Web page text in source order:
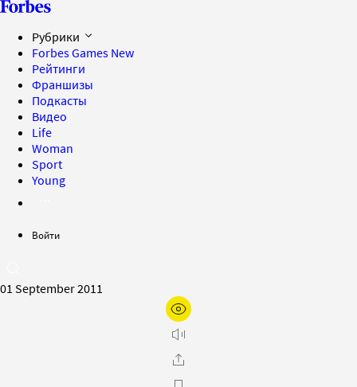
Рубрики
Forbes Games New
Рейтинги
Франшизы
Подкасты
Видео
Life
Woman
Sport
Young
Войти
01 September 2011